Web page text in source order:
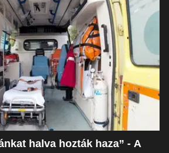
halva hozták haza” - A